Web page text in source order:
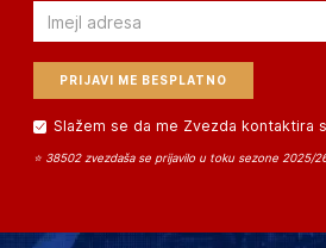
Email
Slažem se da me Zvezda kontaktira
⭐ 38502 zvezdaša se prijavilo u toku sezone 2025/